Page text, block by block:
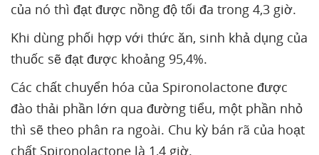
của nó thì đạt được nồng độ tối đa trong 4,3 giờ.
Khi dùng phối hợp với thức ăn, sinh khả dụng của
thuốc sẽ đạt được khoảng 95,4%.
Các chất chuyển hóa của Spironolactone được
đào thải phần lớn qua đường tiểu, một phần nhỏ
thì sẽ theo phân ra ngoài. Chu kỳ bán rã của hoạt
chất Spironolactone là 1,4 giờ.